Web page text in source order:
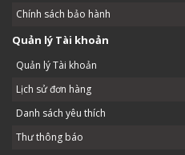
Chính sách bảo hành
Quản lý Tài khoản
Quản lý Tài khoản
Lịch sử đơn hàng
Danh sách yêu thích
Thư thông báo